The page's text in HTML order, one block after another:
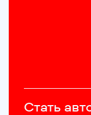
Стать